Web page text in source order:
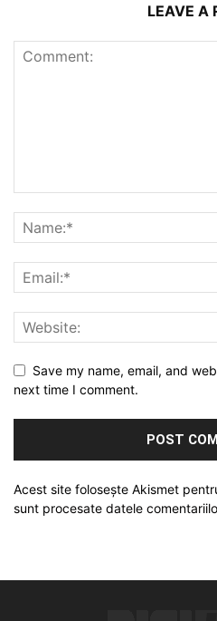
LEAVE A
Save my name, email, and
next time I comment.
Acest site folosește Akismet
sunt procesate datele